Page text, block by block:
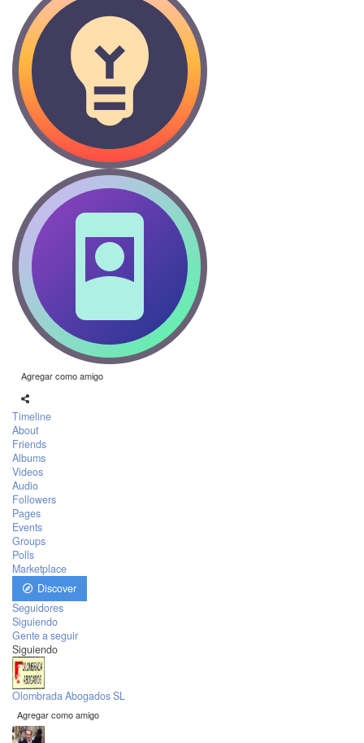
Agregar como amigo
Timeline
About
Friends
Albums
Videos
Audio
Followers
Pages
Events
Groups
Polls
Marketplace
Discover
Seguidores
Siguiendo
Gente a seguir
Siguiendo
Olombrada Abogados SL
Agregar como amigo